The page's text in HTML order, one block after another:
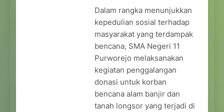
Dalam rangka menunjukkan
kepedulian sosial terhadap
masyarakat yang terdampak
bencana, SMA Negeri 11
Purworejo melaksanakan
kegiatan penggalangan
donasi untuk korban
bencana alam banjir dan
tanah longsor yang terjadi di